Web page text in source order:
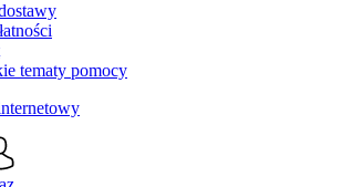
tematy pomocy